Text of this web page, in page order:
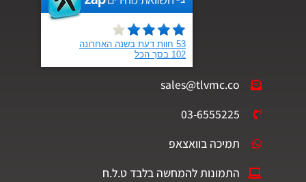
sales@tlvmc.co
03-6555225
תמיכה בוואצאפ
התמונות להמחשה בלבד ט.ל.ח